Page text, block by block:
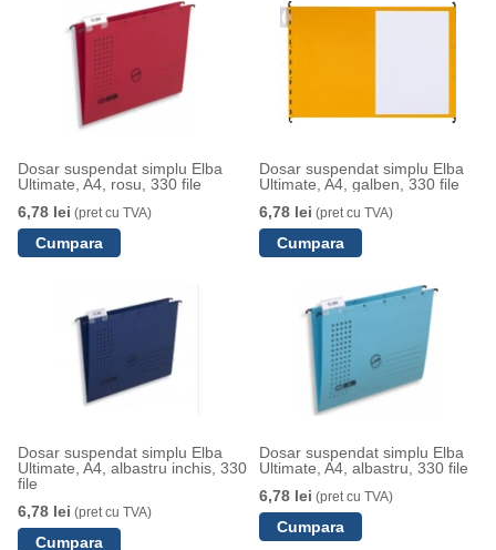
Dosar suspendat simplu Elba
Ultimate, A4, rosu, 330 file
6,78 lei (pret cu TVA)
Dosar suspendat simplu Elba
Ultimate, A4, galben, 330 file
6,78 lei (pret cu TVA)
Dosar suspendat simplu Elba
Ultimate, A4, albastru inchis, 330
file
6,78 lei (pret cu TVA)
Dosar suspendat simplu Elba
Ultimate, A4, albastru, 330 file
6,78 lei (pret cu TVA)